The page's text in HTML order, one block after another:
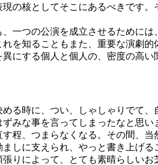
現の核としてそこにあるべきです
一つの公演を成立させるためには
れを知ることもまた、重要な演劇
にする個人と個人の、密度の高
る時に、つい、しゃしゃりでて、
ずみな事を言ってしまったなと思
す程、つまらなくなる。その間、
ましに支えられ、やっと書き上げ
りによって、とても素晴らしい